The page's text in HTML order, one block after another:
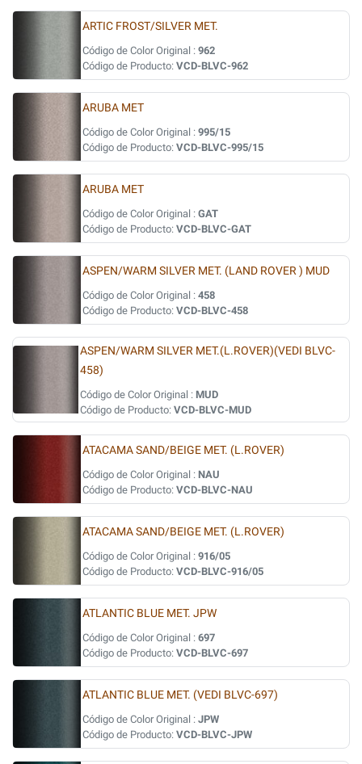
ARTIC FROST/SILVER MET.
Código de Color Original : 962
Código de Producto: VCD-BLVC-962
ARUBA MET
Código de Color Original : 995/15
Código de Producto: VCD-BLVC-995/15
ARUBA MET
Código de Color Original : GAT
Código de Producto: VCD-BLVC-GAT
ASPEN/WARM SILVER MET. (LAND ROVER ) MUD
Código de Color Original : 458
Código de Producto: VCD-BLVC-458
ASPEN/WARM SILVER MET.(L.ROVER)(VEDI BLVC-
458)
Código de Color Original : MUD
Código de Producto: VCD-BLVC-MUD
ATACAMA SAND/BEIGE MET. (L.ROVER)
Código de Color Original : NAU
Código de Producto: VCD-BLVC-NAU
ATACAMA SAND/BEIGE MET. (L.ROVER)
Código de Color Original : 916/05
Código de Producto: VCD-BLVC-916/05
ATLANTIC BLUE MET. JPW
Código de Color Original : 697
Código de Producto: VCD-BLVC-697
ATLANTIC BLUE MET. (VEDI BLVC-697)
Código de Color Original : JPW
Código de Producto: VCD-BLVC-JPW